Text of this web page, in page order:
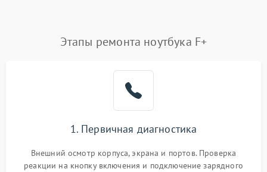
Этапы ремонта ноутбука F+
1. Первичная диагностика
Внешний осмотр корпуса, экрана и портов. Проверка
реакции на кнопку включения и подключение зарядного